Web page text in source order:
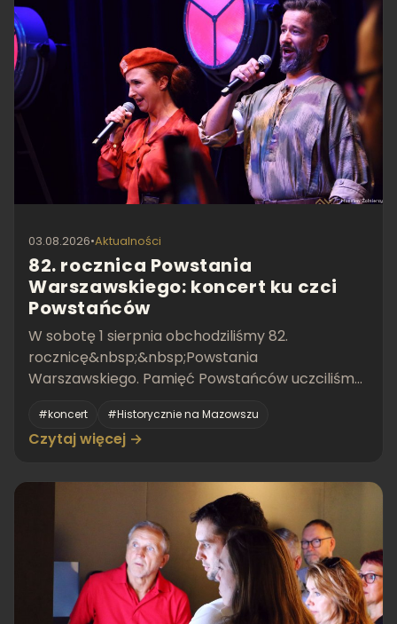
03.08.2026•Aktualności
82. rocznica Powstania
Warszawskiego: koncert ku czci
Powstańców
W sobotę 1 sierpnia obchodziliśmy 82.
rocznicę&nbsp;&nbsp;Powstania
Warszawskiego. Pamięć Powstańców uczciliśmy
#koncert #Historycznie na Mazowszu
Czytaj więcej →